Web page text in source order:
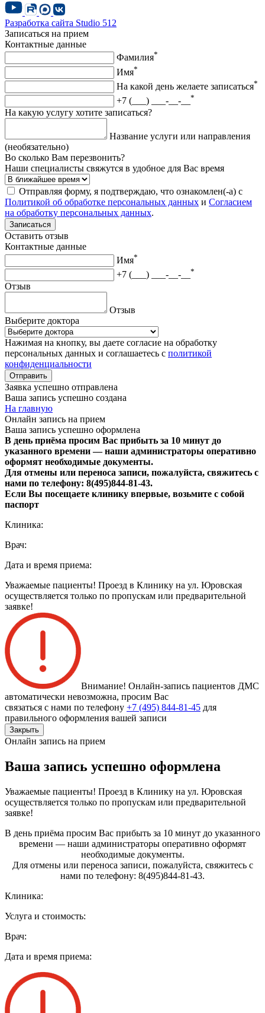
Разработка сайта Studio 512
Записаться на прием
Контактные данные
Фамилия*
Имя*
На какой день желаете записаться*
+7 (___) ___-__-__ *
На какую услугу хотите записаться?
Название услуги или направления
(необязательно)
Во сколько Вам перезвонить?
Наши специалисты свяжутся в удобное для Вас время
Отправляя форму, я подтверждаю, что ознакомлен(-а) с
Политикой об обработке персональных данных и Согласием
на обработку персональных данных.
Записаться
Оставить отзыв
Контактные данные
Имя*
+7 (___) ___-__-__ *
Отзыв
Отзыв
Выберите доктора
Нажимая на кнопку, вы даете согласие на обработку
персональных данных и соглашаетесь с политикой
конфиденциальности
Отправить
Заявка успешно отправлена
Ваша запись успешно создана
На главную
Онлайн запись на прием
Ваша запись успешно оформлена
В день приёма просим Вас прибыть за 10 минут до
указанного времени — наши администраторы оперативно
оформят необходимые документы.
Для отмены или переноса записи, пожалуйста, свяжитесь с
нами по телефону: 8(495)844‑81‑43.
Если Вы посещаете клинику впервые, возьмите с собой
паспорт
Клиника:
Врач:
Дата и время приема:
Уважаемые пациенты! Проезд в Клинику на ул. Юровская
осуществляется только по пропускам или предварительной
заявке!
Внимание! Онлайн-запись пациентов ДМС
автоматически невозможна, просим Вас
связаться с нами по телефону +7 (495) 844-81-45 для
правильного оформления вашей записи
Закрыть
Онлайн запись на прием
Ваша запись успешно оформлена
Уважаемые пациенты! Проезд в Клинику на ул. Юровская
осуществляется только по пропускам или предварительной
заявке!
В день приёма просим Вас прибыть за 10 минут до указанного
времени — наши администраторы оперативно оформят
необходимые документы.
Для отмены или переноса записи, пожалуйста, свяжитесь с
нами по телефону: 8(495)844‑81‑43.
Клиника:
Услуга и стоимость:
Врач:
Дата и время приема: